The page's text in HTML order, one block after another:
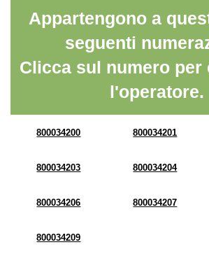
Appartengono a
seguenti
Clicca sul numero per
l'operatore.
800034200 800034201
800034203 800034204
800034206 800034207
800034209